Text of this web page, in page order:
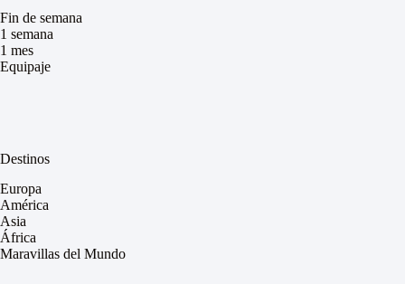
Fin de semana
1 semana
1 mes
Equipaje
Destinos
Europa
América
Asia
África
Maravillas del Mundo